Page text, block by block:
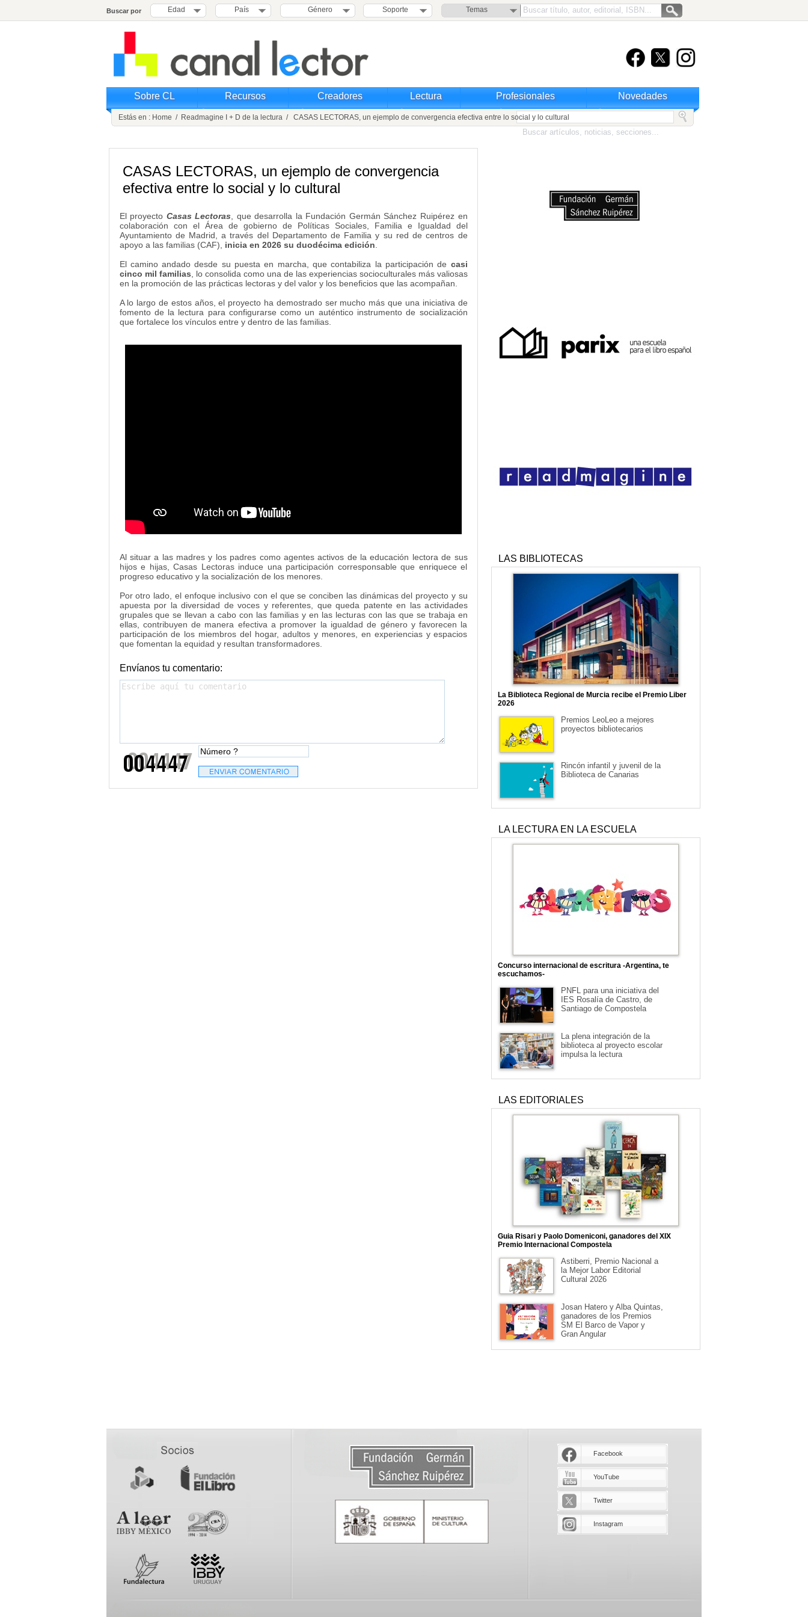
Buscar por Edad País Género Soporte Temas
Sobre CL Recursos Creadores Lectura Profesionales Novedades
Estás en : Home / Readmagine I + D de la lectura / CASAS LECTORAS, un ejemplo de convergencia efectiva entre lo social y lo cultural
CASAS LECTORAS, un ejemplo de convergencia
efectiva entre lo social y lo cultural
El proyecto Casas Lectoras , que desarrolla la Fundación Germán Sánchez Ruipérez en
colaboración con el Área de gobierno de Políticas Sociales, Familia e Igualdad del
Ayuntamiento de Madrid, a través del Departamento de Familia y su red de centros de
apoyo a las familias (CAF), inicia en 2026 su duodécima edición
El camino andado desde su puesta en marcha, que contabiliza la participación de casi
cinco mil familias , lo consolida como una de las experiencias socioculturales más valiosas
en la promoción de las prácticas lectoras y del valor y los beneficios que las acompañan.
A lo largo de estos años, el proyecto ha demostrado ser mucho más que una iniciativa de
fomento de la lectura para configurarse como un auténtico instrumento de socialización
que fortalece los vínculos entre y dentro de las familias.
Al situar a las madres y los padres como agentes activos de la educación lectora de sus
hijos e hijas, Casas Lectoras induce una participación corresponsable que enriquece el
progreso educativo y la socialización de los menores.
Por otro lado, el enfoque inclusivo con el que se conciben las dinámicas del proyecto y su
apuesta por la diversidad de voces y referentes, que queda patente en las actividades
grupales que se llevan a cabo con las familias y en las lecturas con las que se trabaja en
ellas, contribuyen de manera efectiva a promover la igualdad de género y favorecen la
participación de los miembros del hogar, adultos y menores, en experiencias y espacios
que fomentan la equidad y resultan transformadores.
Envíanos tu comentario:
LAS BIBLIOTECAS
La Biblioteca Regional de Murcia recibe el Premio Liber
2026
Premios LeoLeo a mejores
proyectos bibliotecarios
Rincón infantil y juvenil de la
Biblioteca de Canarias
LA LECTURA EN LA ESCUELA
Concurso internacional de escritura -Argentina, te
escuchamos-
PNFL para una iniciativa del
IES Rosalía de Castro, de
Santiago de Compostela
La plena integración de la
biblioteca al proyecto escolar
impulsa la lectura
LAS EDITORIALES
Guia Risari y Paolo Domeniconi, ganadores del XIX
Premio Internacional Compostela
Astiberri, Premio Nacional a
la Mejor Labor Editorial
Cultural 2026
Josan Hatero y Alba Quintas,
ganadores de los Premios
SM El Barco de Vapor y
Gran Angular
Facebook
YouTube
Twitter
Instagram